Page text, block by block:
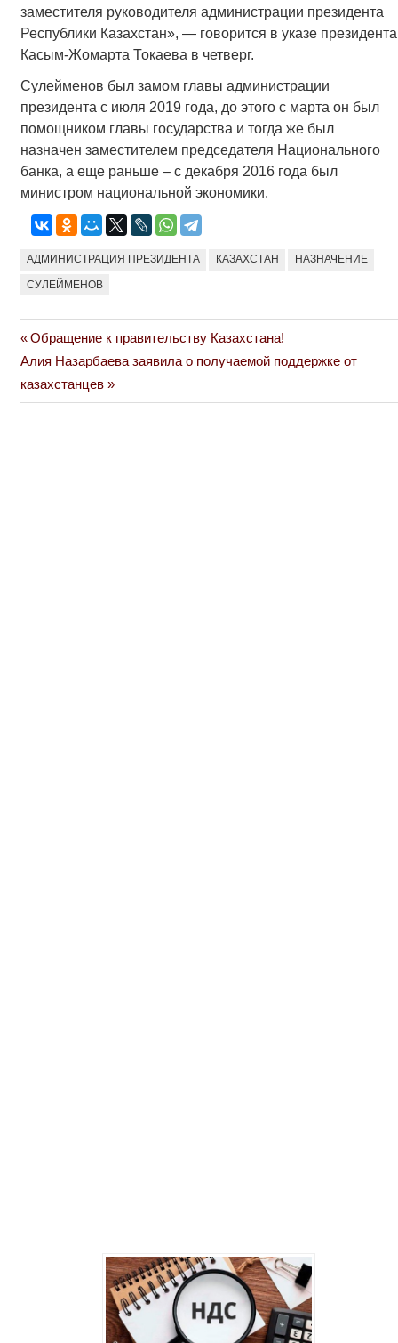
заместителя руководителя администрации президента
Республики Казахстан», — говорится в указе президента
Касым-Жомарта Токаева в четверг.
Сулейменов был замом главы администрации
президента с июля 2019 года, до этого с марта он был
помощником главы государства и тогда же был
назначен заместителем председателя Национального
банка, а еще раньше – с декабря 2016 года был
министром национальной экономики.
АДМИНИСТРАЦИЯ ПРЕЗИДЕНТА КАЗАХСТАН НАЗНАЧЕНИЕ
СУЛЕЙМЕНОВ
Навигация
по
Previous
Post:
Обращение к правительству Казахстана!
Next
Post:
Алия Назарбаева заявила о получаемой поддержке от
казахстанцев